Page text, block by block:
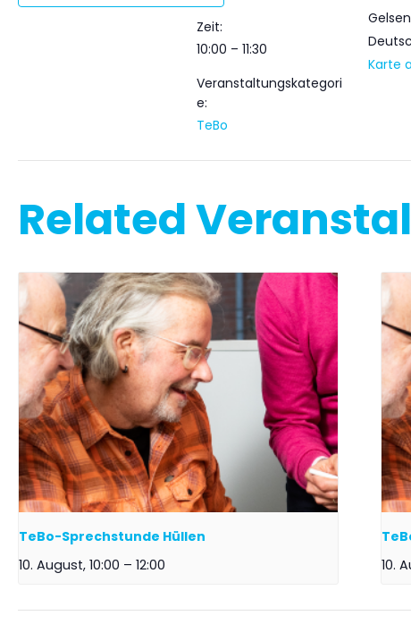
Zeit:
10:00 – 11:30
Veranstaltungskategori
e:
TeBo
Karte
Related
TeBo-Sprechstunde Hüllen
10. August, 10:00 – 12:00
10.